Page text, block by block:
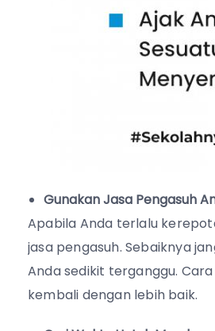
Gunakan Jasa Pengasuh
Apabila Anda terlalu
jasa pengasuh. Sebaiknya
Anda sedikit terganggu.
kembali dengan lebih baik.